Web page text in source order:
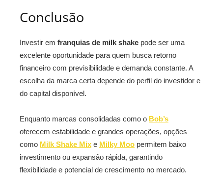
Conclusão
Investir em franquias de milk shake pode ser uma
excelente oportunidade para quem busca retorno
financeiro com previsibilidade e demanda constante. A
escolha da marca certa depende do perfil do investidor e
do capital disponível.
Enquanto marcas consolidadas como o Bob’s
oferecem estabilidade e grandes operações, opções
como Milk Shake Mix e Milky Moo permitem baixo
investimento ou expansão rápida, garantindo
flexibilidade e potencial de crescimento no mercado.